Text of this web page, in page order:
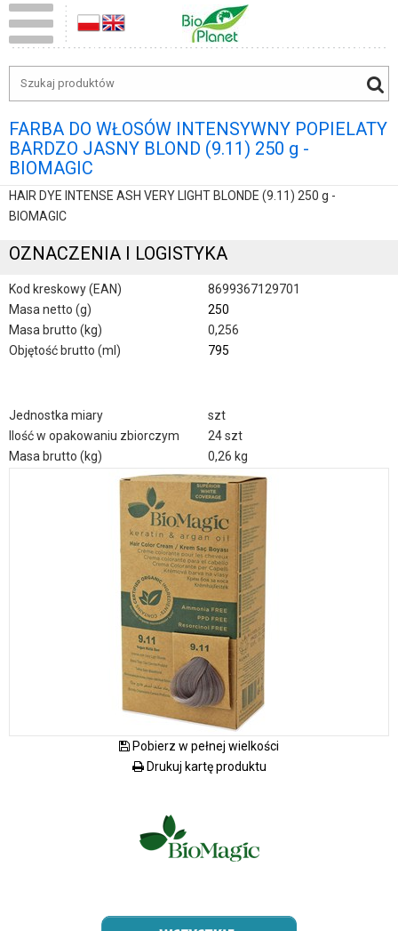
FARBA DO WŁOSÓW INTENSYWNY POPIELATY
BARDZO JASNY BLOND (9.11) 250 g -
BIOMAGIC
HAIR DYE INTENSE ASH VERY LIGHT BLONDE (9.11) 250 g -
BIOMAGIC
OZNACZENIA I LOGISTYKA
Kod kreskowy (EAN)
8699367129701
Masa netto (g)
250
Masa brutto (kg)
0,256
Objętość brutto (ml)
795
Jednostka miary
szt
Ilość w opakowaniu zbiorczym
24 szt
Masa brutto (kg)
0,26 kg
Pobierz w pełnej wielkości
Drukuj kartę produktu